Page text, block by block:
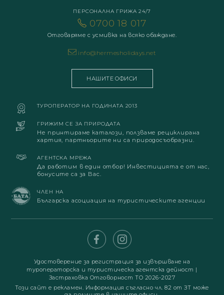
ПЕРСОНАЛНА ГРИЖА 24/7
0700 18 017
Отговаряме с усмивка на всяко обаждане.
info@hermesholidays.net
НАШИТЕ ОФИСИ
ТУРОПЕРАТОР НА ГОДИНАТА 2013
ГРИЖИМ СЕ ЗА ПРИРОДАТА
Не принтираме каталози, ползваме рециклирана
хартия, партньорите ни са природосъобразни.
АГЕНТСКА МРЕЖА
Да работим в един отбор! Инвестицията е от нас,
бонусите са за Вас.
ЧЛЕН НА
Българска асоциация на туристическите агенции
Удостоверение за регистрация за извършване на
туроператорска и туристическа агентска дейност |
Застраховка Отговорност ТО 2026-2027
Този сайт е рекламен. Информация съгласно чл. 82 от ЗТ може